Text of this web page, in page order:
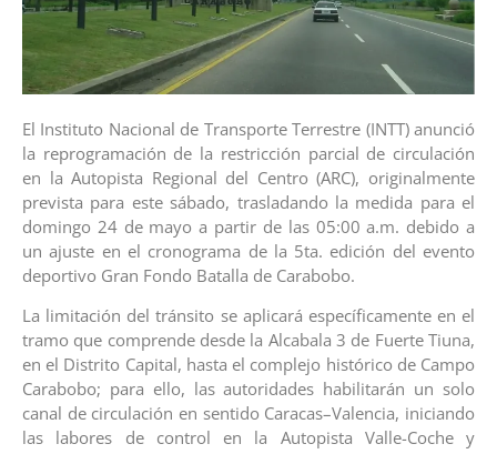
El Instituto Nacional de Transporte Terrestre (INTT) anunció
la reprogramación de la restricción parcial de circulación
en la Autopista Regional del Centro (ARC), originalmente
prevista para este sábado, trasladando la medida para el
domingo 24 de mayo a partir de las 05:00 a.m. debido a
un ajuste en el cronograma de la 5ta. edición del evento
deportivo Gran Fondo Batalla de Carabobo.
La limitación del tránsito se aplicará específicamente en el
tramo que comprende desde la Alcabala 3 de Fuerte Tiuna,
en el Distrito Capital, hasta el complejo histórico de Campo
Carabobo; para ello, las autoridades habilitarán un solo
canal de circulación en sentido Caracas–Valencia, iniciando
las labores de control en la Autopista Valle-Coche y